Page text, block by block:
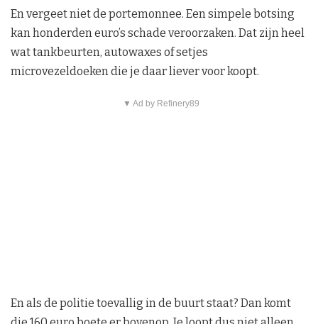
En vergeet niet de portemonnee. Een simpele botsing
kan honderden euro’s schade veroorzaken. Dat zijn heel
wat tankbeurten, autowaxes of setjes
microvezeldoeken die je daar liever voor koopt.
▼ Ad by Refinery89
En als de politie toevallig in de buurt staat? Dan komt